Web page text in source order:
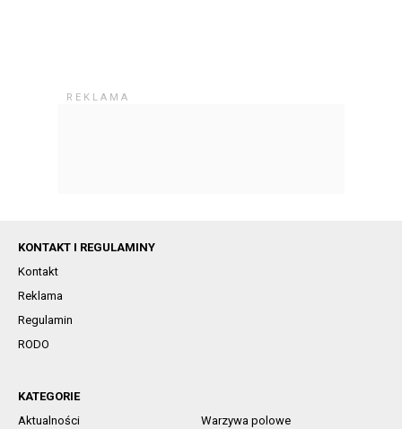
KONTAKT I REGULAMINY
Kontakt
Reklama
Regulamin
RODO
KATEGORIE
Aktualności
Warzywa polowe